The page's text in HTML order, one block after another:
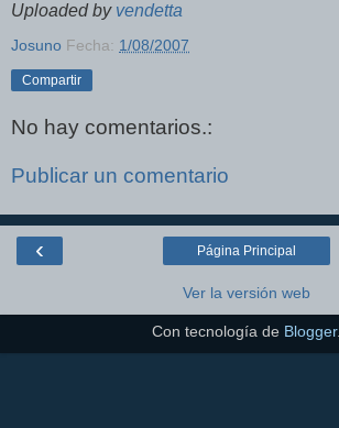
Uploaded by vendetta
Josuno Fecha: 1/08/2007
Compartir
No hay comentarios.:
Publicar un comentario
‹ Página Principal
Ver la versión web
Con tecnología de Blogger.